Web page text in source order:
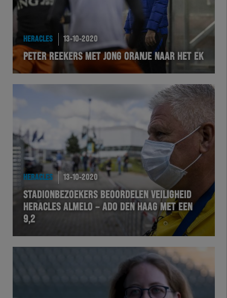
Heracles
BusinessClub
Foundation
Futsal
eSports
Academie
HERACLES 13-10-2020
PETER REEKERS MET JONG ORANJE NAAR HET EK
HERACLES 13-10-2020
STADIONBEZOEKERS BEOORDELEN VEILIGHEID
HERACLES ALMELO – ADO DEN HAAG MET EEN
9,2